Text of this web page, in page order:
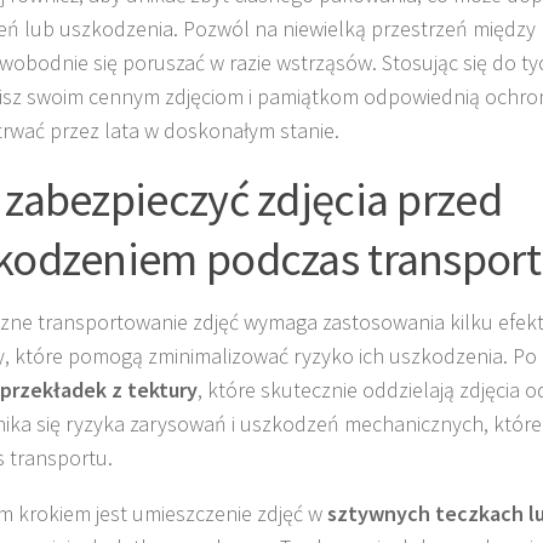
lub uszkodzenia. Pozwól na niewielką przestrzeń
się poruszać w razie wstrząsów. Stosując się do
swoim cennym zdjęciom i pamiątkom odpowiednią
przez lata w doskonałym stanie.
zdjęcia przed
podczas
transportowanie zdjęć wymaga zastosowania kilku
które pomogą zminimalizować ryzyko ich uszkodzenia.
przekładek z tektury, które skutecznie oddzielają zdjęcia
się ryzyka zarysowań i uszkodzeń mechanicznych,
transportu.
krokiem jest umieszczenie zdjęć wsztywnych teczkach